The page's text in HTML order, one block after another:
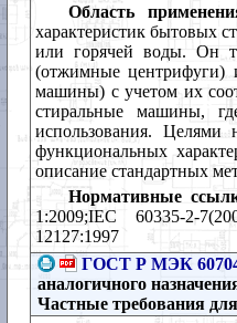
Область
характеристик бытовых
или горячей воды. Он
(отжимные центрифуги)
машины) с учетом их
стиральные машины,
использования. Целями
функциональных
описание стандартных
Нормативные
1:2009;IEC 60335-2-
12127:1997
ГОСТ Р МЭК
аналогичного
Частные требования